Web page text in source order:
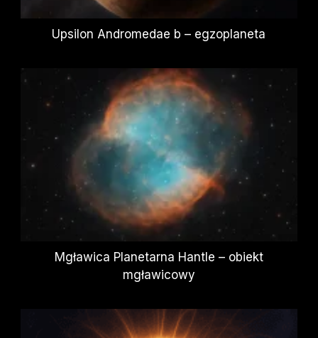
Upsilon Andromedae b – egzoplaneta
Mgławica Planetarna Hantle – obiekt
mgławicowy